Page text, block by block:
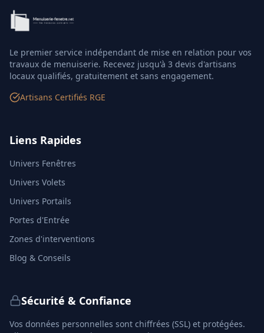
Le premier service indépendant de mise en relation pour vos
travaux de menuiserie. Recevez jusqu'à 3 devis d'artisans
locaux qualifiés, gratuitement et sans engagement.
Artisans Certifiés RGE
Liens Rapides
Univers Fenêtres
Univers Volets
Univers Portails
Portes d'Entrée
Zones d'interventions
Blog & Conseils
Sécurité & Confiance
Vos données personnelles sont chiffrées (SSL) et protégées.